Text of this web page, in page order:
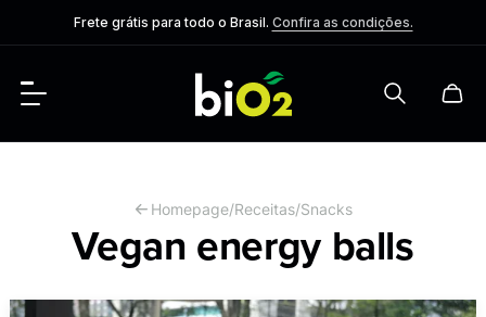
Frete grátis para todo o Brasil. Confira as condições.
Homepage/Receitas/Snacks
Vegan energy balls